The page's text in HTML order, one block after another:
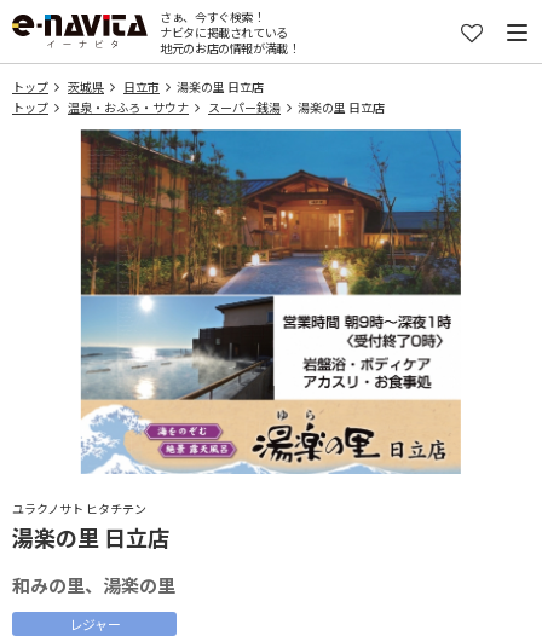
さぁ、今すぐ検索！
ナビタに掲載されている
地元のお店の情報が満載！
トップ 茨城県 日立市
湯楽の里 日立店
トップ
温泉・おふろ・サウナ スーパー銭湯 湯楽の里 日立店
ユラクノサト ヒタチテン
湯楽の里 日立店
和みの里、湯楽の里
レジャー